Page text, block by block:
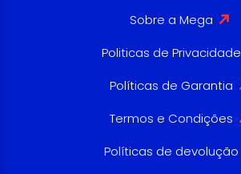
Sobre a Mega
Politicas de Privacidade
Políticas de Garantia
Termos e Condições
Políticas de devolução